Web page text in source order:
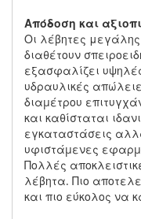
Απόδοση και
Οι λέβητες μεγάλης
διαθέτουν
εξασφαλίζει
υδραυλικές
διαµέτρου
και καθίσταται
εγκαταστάσεις
υφιστάµενες
Πολλές
λέβητα. Πιο
και πιο εύκολος να